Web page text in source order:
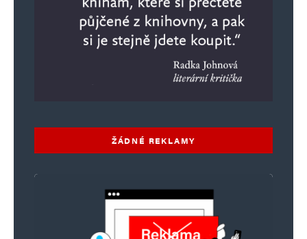
ŽÁDNÉ REKLAMY